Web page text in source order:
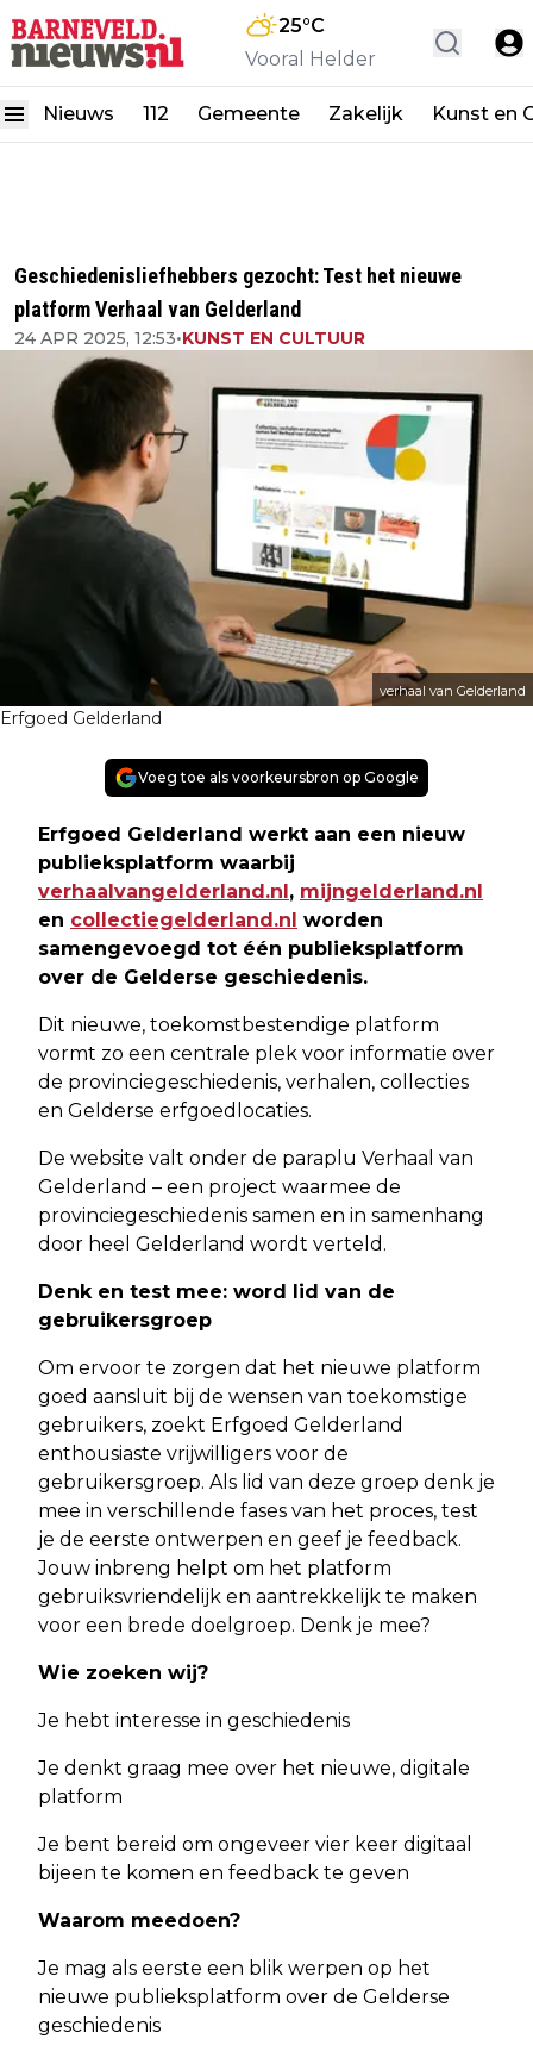
25°C
Vooral Helder
Nieuws 112 Gemeente Zakelijk Kunst en
Geschiedenisliefhebbers gezocht: Test het nieuwe
platform Verhaal van Gelderland
24 APR 2025, 12:53•KUNST EN CULTUUR
verhaal van Gelderland
Erfgoed Gelderland
Voeg toe als voorkeursbron op Google
Erfgoed Gelderland werkt aan een nieuw
publieksplatform waarbij
verhaalvangelderland.nl, mijngelderland.nl
en collectiegelderland.nl worden
samengevoegd tot één publieksplatform
over de Gelderse geschiedenis.
Dit nieuwe, toekomstbestendige platform
vormt zo een centrale plek voor informatie over
de provinciegeschiedenis, verhalen, collecties
en Gelderse erfgoedlocaties.
De website valt onder de paraplu Verhaal van
Gelderland – een project waarmee de
provinciegeschiedenis samen en in samenhang
door heel Gelderland wordt verteld.
Denk en test mee: word lid van de
gebruikersgroep
Om ervoor te zorgen dat het nieuwe platform
goed aansluit bij de wensen van toekomstige
gebruikers, zoekt Erfgoed Gelderland
enthousiaste vrijwilligers voor de
gebruikersgroep. Als lid van deze groep denk je
mee in verschillende fases van het proces, test
je de eerste ontwerpen en geef je feedback.
Jouw inbreng helpt om het platform
gebruiksvriendelijk en aantrekkelijk te maken
voor een brede doelgroep. Denk je mee?
Wie zoeken wij?
Je hebt interesse in geschiedenis
Je denkt graag mee over het nieuwe, digitale
platform
Je bent bereid om ongeveer vier keer digitaal
bijeen te komen en feedback te geven
Waarom meedoen?
Je mag als eerste een blik werpen op het
nieuwe publieksplatform over de Gelderse
geschiedenis